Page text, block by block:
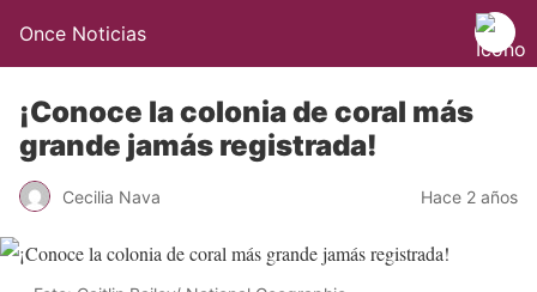
Once Noticias
¡Conoce la colonia de coral más
grande jamás registrada!
Cecilia Nava Hace 2 años